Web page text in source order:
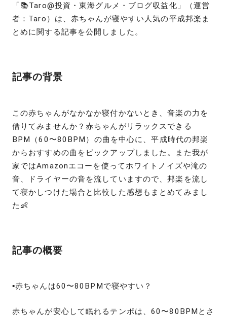
「📚Taro@投資・東海グルメ・ブログ収益化」（運営
者：Taro）は、赤ちゃんが寝やすい人気の平成邦楽ま
とめに関する記事を公開しました。
記事の背景
この赤ちゃんがなかなか寝付かないとき、音楽の力を
借りてみませんか？赤ちゃんがリラックスできる
BPM（60〜80BPM）の曲を中心に、平成時代の邦楽
からおすすめの曲をピックアップしました。また我が
家ではAmazonエコーを使ってホワイトノイズや滝の
音、ドライヤーの音を流していますので、邦楽を流し
て寝かしつけた場合と比較した感想もまとめてみまし
た👶
記事の概要
▪️赤ちゃんは60〜80BPMで寝やすい？
赤ちゃんが安心して眠れるテンポは、60〜80BPMとさ